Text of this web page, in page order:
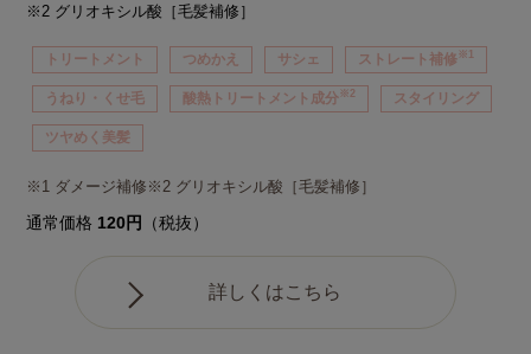
※2 グリオキシル酸［毛髪補修］
トリートメント つめかえ サシェ ストレート補修※1
うねり・くせ毛 酸熱トリートメント成分※2 スタイリング
ツヤめく美髪
※1 ダメージ補修※2 グリオキシル酸［毛髪補修］
通常価格 120円 （税抜）
詳しくはこちら